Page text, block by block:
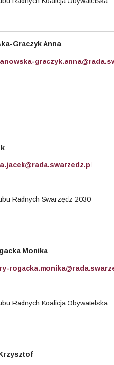
Graczyk Anna
Radnych Swarzędz 2030
Monika
Radnych Koalicja Obywatelska